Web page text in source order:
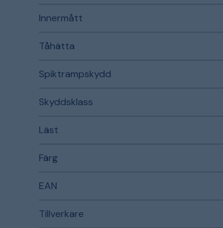
Innermått
Tåhätta
Spiktrampskydd
Skyddsklass
Läst
Färg
EAN
Tillverkare